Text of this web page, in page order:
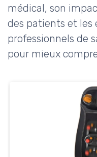
médical, son
des patients et les
professionnels de
pour mieux